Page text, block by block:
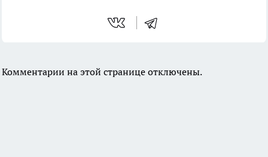
Комментарии на этой странице отключены.